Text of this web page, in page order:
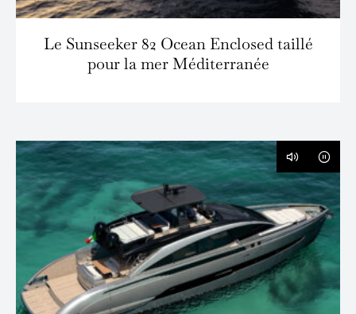
Le Sunseeker 82 Ocean Enclosed taillé
pour la mer Méditerranée